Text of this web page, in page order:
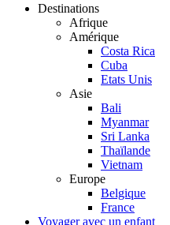
Destinations
Afrique
Amérique
Costa Rica
Cuba
Etats Unis
Asie
Bali
Myanmar
Sri Lanka
Thaïlande
Vietnam
Europe
Belgique
France
Voyager avec un enfant